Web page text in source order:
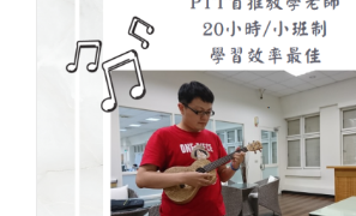
檔案下載
匯款資訊
(link is external)